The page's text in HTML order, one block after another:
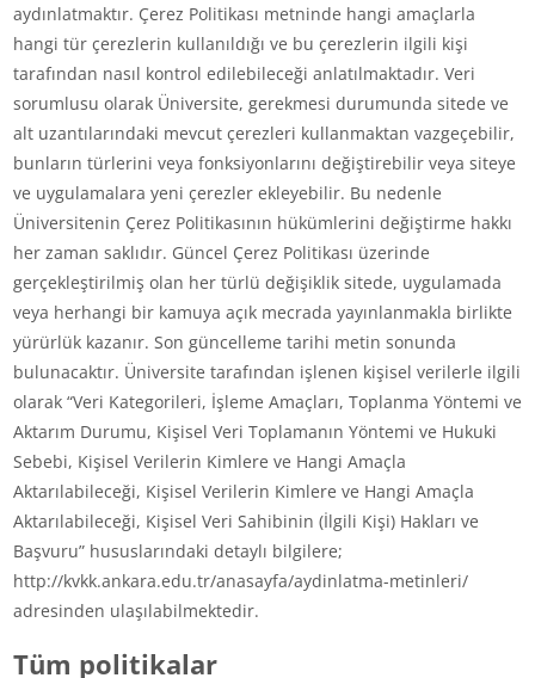
aydınlatmaktır. Çerez Politikası metninde hangi amaçlarla
hangi tür çerezlerin kullanıldığı ve bu çerezlerin ilgili kişi
tarafından nasıl kontrol edilebileceği anlatılmaktadır. Veri
sorumlusu olarak Üniversite, gerekmesi durumunda sitede ve
alt uzantılarındaki mevcut çerezleri kullanmaktan vazgeçebilir,
bunların türlerini veya fonksiyonlarını değiştirebilir veya siteye
ve uygulamalara yeni çerezler ekleyebilir. Bu nedenle
Üniversitenin Çerez Politikasının hükümlerini değiştirme hakkı
her zaman saklıdır. Güncel Çerez Politikası üzerinde
gerçekleştirilmiş olan her türlü değişiklik sitede, uygulamada
veya herhangi bir kamuya açık mecrada yayınlanmakla birlikte
yürürlük kazanır. Son güncelleme tarihi metin sonunda
bulunacaktır. Üniversite tarafından işlenen kişisel verilerle ilgili
olarak “Veri Kategorileri, İşleme Amaçları, Toplanma Yöntemi ve
Aktarım Durumu, Kişisel Veri Toplamanın Yöntemi ve Hukuki
Sebebi, Kişisel Verilerin Kimlere ve Hangi Amaçla
Aktarılabileceği, Kişisel Verilerin Kimlere ve Hangi Amaçla
Aktarılabileceği, Kişisel Veri Sahibinin (İlgili Kişi) Hakları ve
Başvuru” hususlarındaki detaylı bilgilere;
http://kvkk.ankara.edu.tr/anasayfa/aydinlatma-metinleri/
adresinden ulaşılabilmektedir.
Tüm politikalar